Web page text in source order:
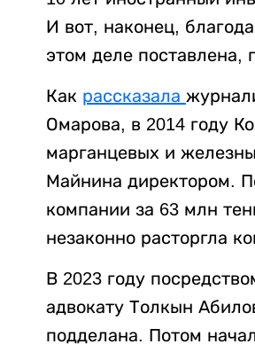
И вот, наконец,
этом деле поставлена,
Как рассказала
Омарова, в 2014 году
марганцевых и
Майнина директором.
компании за 63 млн
незаконно расторгла
В 2023 году
адвокату Толкын
подделана. Потом